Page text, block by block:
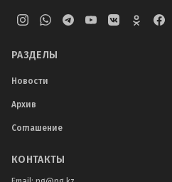
РАЗДЕЛЫ
Новости
Архив
Соглашение
КОНТАКТЫ